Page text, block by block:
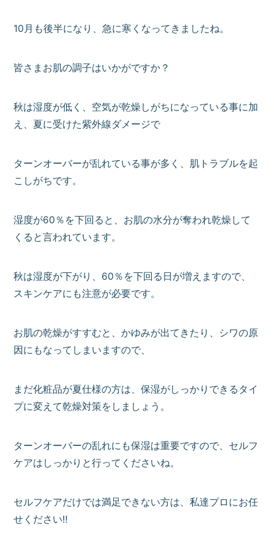
10月も後半になり、急に寒くなってきましたね。
皆さまお肌の調子はいかがですか？
秋は湿度が低く、空気が乾燥しがちになっている事に加
え、夏に受けた紫外線ダメージで
ターンオーバーが乱れている事が多く、肌トラブルを起
こしがちです。
湿度が60％を下回ると、お肌の水分が奪われ乾燥して
くると言われています。
秋は湿度が下がり、60％を下回る日が増えますので、
スキンケアにも注意が必要です。
お肌の乾燥がすすむと、かゆみが出てきたり、シワの原
因にもなってしまいますので、
まだ化粧品が夏仕様の方は、保湿がしっかりできるタイ
プに変えて乾燥対策をしましょう。
ターンオーバーの乱れにも保湿は重要ですので、セルフ
ケアはしっかりと行ってくださいね。
セルフケアだけでは満足できない方は、私達プロにお任
せください‼